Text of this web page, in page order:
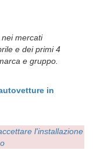
mercati
e dei primi 4
e gruppo.
in
l'installazione